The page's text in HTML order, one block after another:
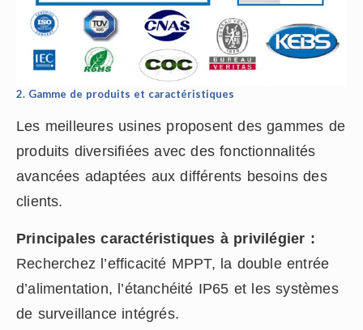
2. Gamme de produits et caractéristiques
Les meilleures usines proposent des gammes de
produits diversifiées avec des fonctionnalités
avancées adaptées aux différents besoins des
clients.
Principales caractéristiques à privilégier :
Recherchez l’efficacité MPPT, la double entrée
d’alimentation, l’étanchéité IP65 et les systèmes
de surveillance intégrés.